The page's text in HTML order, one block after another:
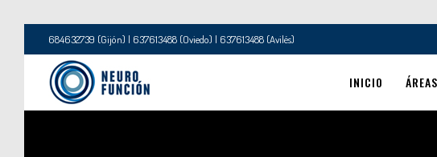
684632739 (Gijón) | 637613488 (Oviedo) | 637613488 (Avilés)
INICIO